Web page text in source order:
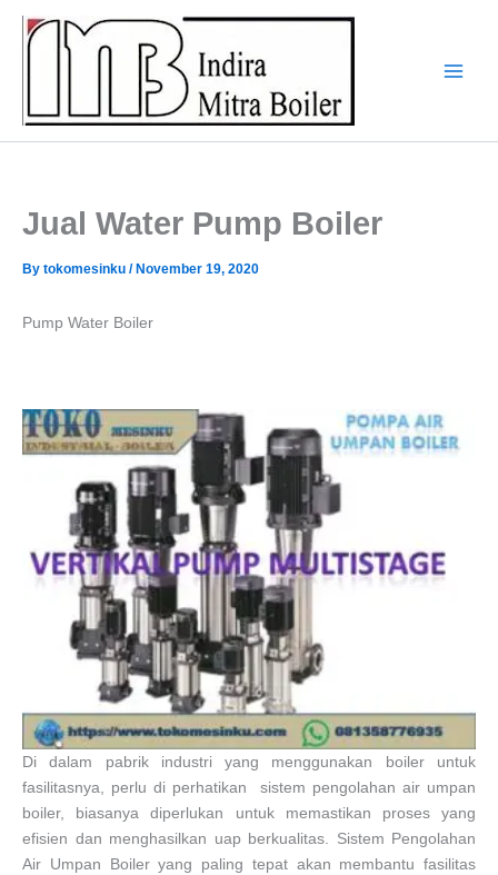
Jual Water Pump Boiler
By tokomesinku / November 19, 2020
Pump Water Boiler
Di dalam pabrik industri yang menggunakan boiler untuk
fasilitasnya, perlu di perhatikan sistem pengolahan air umpan
boiler, biasanya diperlukan untuk memastikan proses yang
efisien dan menghasilkan uap berkualitas. Sistem Pengolahan
Air Umpan Boiler yang paling tepat akan membantu fasilitas